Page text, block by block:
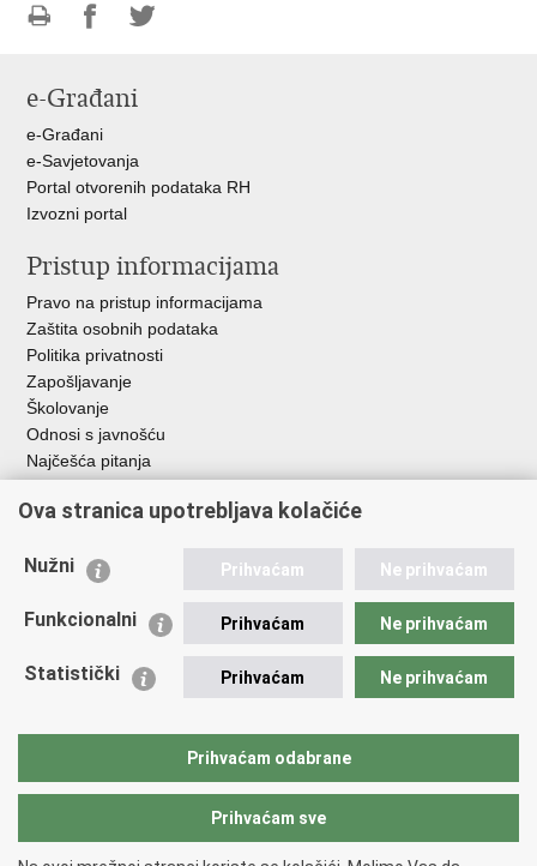
FacebookuTwitteru
e-Građani
e-Građani
e-Savjetovanja
Portal otvorenih podataka RH
Izvozni portal
Pristup informacijama
Pravo na pristup informacijama
Zaštita osobnih podataka
Politika privatnosti
Zapošljavanje
Školovanje
Odnosi s javnošću
Najčešća pitanja
Važne poveznice
EMN Nacionalna kontaktna točka za Republiku Hrvatsku
Policijska akademija
Zaklada policijske solidarnosti
Sindikati
Ova stranica upotrebljava kolačiće
Nužni Prihvaćam Ne prihvaćam
Funkcionalni Prihvaćam Ne prihvaćam
Statistički Prihvaćam Ne prihvaćam
Prihvaćam odabrane
Prihvaćam sve